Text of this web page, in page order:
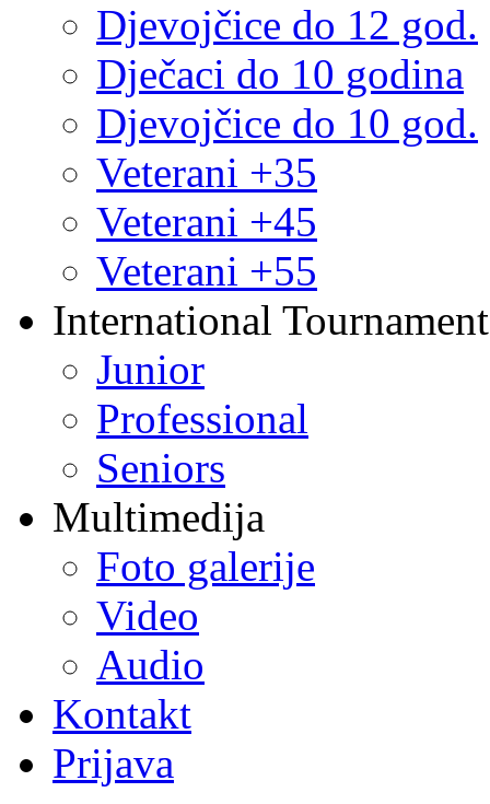
Djevojčice do 12 god.
Dječaci do 10 godina
Djevojčice do 10 god.
Veterani +35
Veterani +45
Veterani +55
International
Junior
Professional
Seniors
Multimedija
Foto galerije
Video
Audio
Kontakt
Prijava